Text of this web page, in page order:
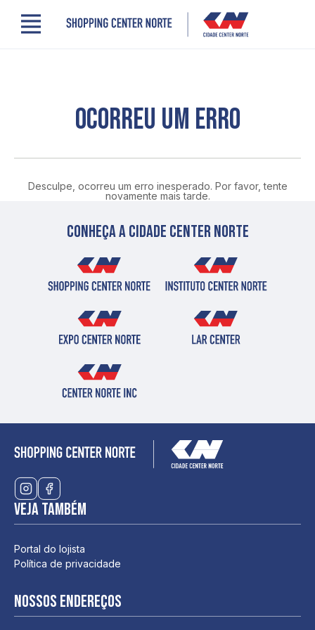
Menu
Comodidades
Clube de Benefícios
Novidades
Quem somos
Localização
OCORREU UM ERRO
Desculpe, ocorreu um erro inesperado. Por favor, tente
novamente mais tarde.
Conheça a cidade center norte
Veja também
Portal do lojista
Política de privacidade
Nossos endereços